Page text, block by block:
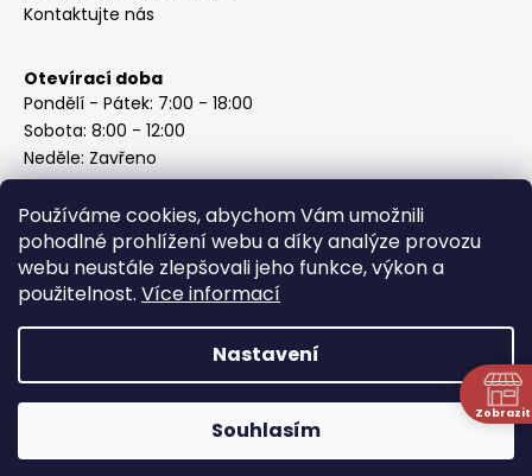
Používáme cookies, abychom Vám umožnili
pohodlné prohlížení webu a díky analýze provozu
webu neustále zlepšovali jeho funkce, výkon a
použitelnost. Více informací
Nastavení
Souhlasím
Kontaktujte nás
Otevírací doba
Pondělí - Pátek: 7:00 - 18:00
Sobota: 8:00 - 12:00
Neděle: Zavřeno
Instagram
Copyright 2026ABC Železářství Honzek. Všechna práva
vyhrazena.
Zobrazit